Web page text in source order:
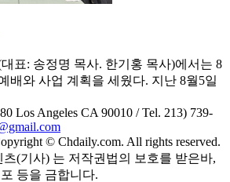
표: 송정명 목사. 한기홍 목사)에서는 8
배와 사업 계획을 세웠다. 지난 8월5일
Los Angeles CA 90010 / Tel. 213) 739-
© Chdaily.com. All rights reserved.
(기사) 는 저작권법의 보호를 받은바,
등을 금합니다.